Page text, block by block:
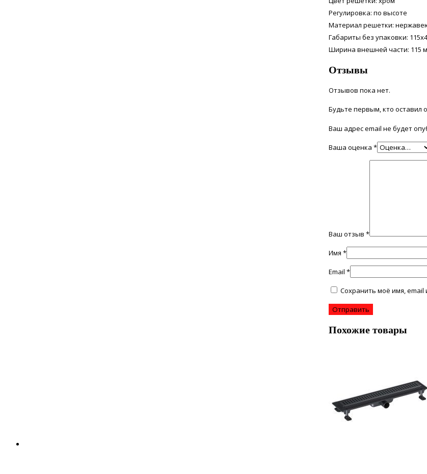
Регулировка: по высоте
Материал решетки:
Габариты без упаковки:
Ширина внешней части: 115
Отзывы
Отзывов пока нет.
Будьте первым, кто оставил
Ваш адрес email не будет
Ваша оценка*
Ваш отзыв*
Имя*
Email*
Сохранить моё имя,
Похожие товары